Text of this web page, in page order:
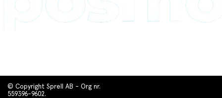
© Copyright Sprell AB - Org nr.
559396-9602.